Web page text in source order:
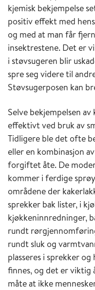
kjemisk bekjempelse
positiv effekt med
og med at man får
insektrestene. Det er
i støvsugeren blir
spre seg videre til
Støvsugerposen kan
Selve bekjempelsen
effektivt ved bruk av
Tidligere ble det ofte
eller en kombinasjon
forgiftet åte. De
kommer i ferdige
områdene der
sprekker bak lister, i
kjøkkeninnredninger,
rundt
rundt sluk og
plasseres i sprekker
finnes, og det er viktig
måte at ikke